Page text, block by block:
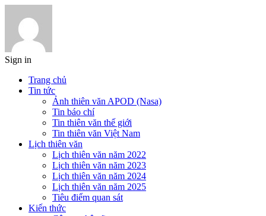
Sign in
Trang chủ
Tin tức
Ảnh thiên văn APOD (Nasa)
Tin báo chí
Tin thiên văn thế giới
Tin thiên văn Việt Nam
Lịch thiên văn
Lịch thiên văn năm 2022
Lịch thiên văn năm 2023
Lịch thiên văn năm 2024
Lịch thiên văn năm 2025
Tiêu điểm quan sát
Kiến thức